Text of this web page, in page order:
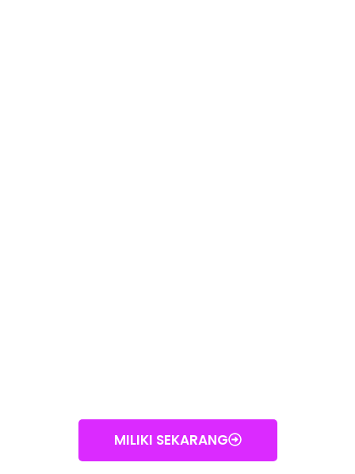
MILIKI SEKARANG